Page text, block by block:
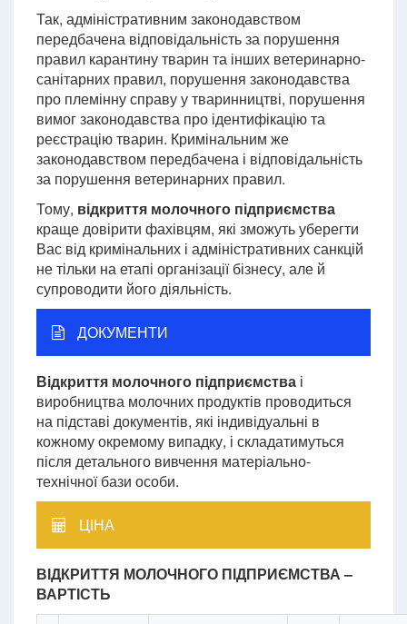
Так, адміністративним законодавством
передбачена відповідальність за порушення
правил карантину тварин та інших ветеринарно-
санітарних правил, порушення законодавства
про племінну справу у тваринництві, порушення
вимог законодавства про ідентифікацію та
реєстрацію тварин. Кримінальним же
законодавством передбачена і відповідальність
за порушення ветеринарних правил.
Тому, відкриття молочного підприємства
краще довірити фахівцям, які зможуть уберегти
Вас від кримінальних і адміністративних санкцій
не тільки на етапі організації бізнесу, але й
супроводити його діяльність.
ДОКУМЕНТИ
Відкриття молочного підприємства і
виробництва молочних продуктів проводиться
на підставі документів, які індивідуальні в
кожному окремому випадку, і складатимуться
після детального вивчення матеріально-
технічної бази особи.
ЦІНА
ВІДКРИТТЯ МОЛОЧНОГО ПІДПРИЄМСТВА –
ВАРТІСТЬ